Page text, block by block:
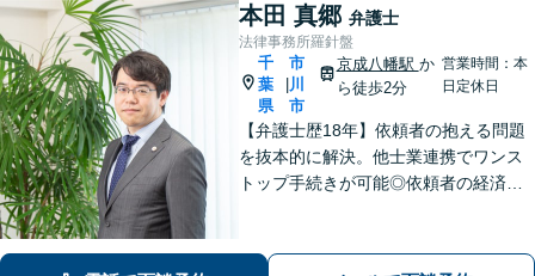
本田 真郷 弁護士
法律事務所羅針盤
千
葉
県
市
川
市
京成八幡駅 か
ら徒歩2分
営業時間：本
日定休日
【弁護士歴18年】依頼者の抱える問題
を抜本的に解決。他士業連携でワンス
トップ手続きが可能◎依頼者の経済
持。相続トラブルのみならず税金・登